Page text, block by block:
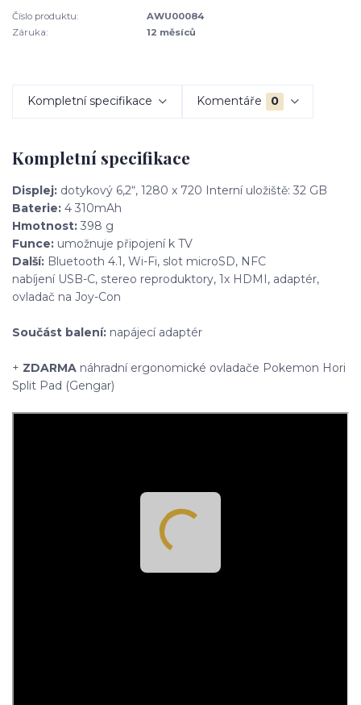
Číslo produktu:
AWU00084
Záruka:
12 měsíců
Kompletní specifikace Komentáře 0
Kompletní specifikace
Displej: dotykový 6,2“, 1280 x 720 Interní uložiště: 32 GB
Baterie: 4 310mAh
Hmotnost: 398 g
Funce: umožnuje připojení k TV
Další: Bluetooth 4.1, Wi-Fi, slot microSD, NFC
nabíjení USB-C, stereo reproduktory, 1x HDMI, adaptér,
ovladač na Joy-Con
Součást balení: napájecí adaptér
+ ZDARMA náhradní ergonomické ovladače Pokemon Hori
Split Pad (Gengar)